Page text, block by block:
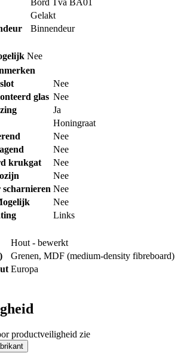
Gelakt
Binnendeur
Nee
Nee
glas Nee
Ja
Honingraat
Nee
Nee
krukgat
Nee
Nee
scharnieren Nee
Nee
Links
Hout - bewerkt
Grenen, MDF (medium-density fibreboard)
Europa
productveiligheid zie